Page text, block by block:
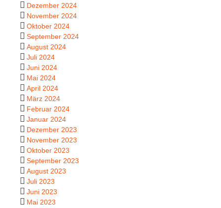
Dezember 2024
November 2024
Oktober 2024
September 2024
August 2024
Juli 2024
Juni 2024
Mai 2024
April 2024
März 2024
Februar 2024
Januar 2024
Dezember 2023
November 2023
Oktober 2023
September 2023
August 2023
Juli 2023
Juni 2023
Mai 2023